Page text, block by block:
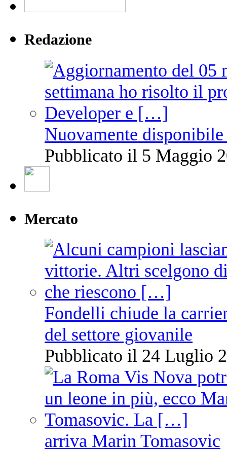
Redazione
Nuovamente
Pubblicato il 5 Maggio
Mercato
Fondelli chiude la
del settore giovanile
Pubblicato il 24 Luglio
arriva Marin Tomasovic